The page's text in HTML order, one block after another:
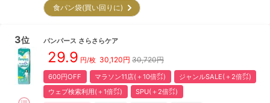
食パン袋(買い回りに)
3位 パンパース さらさらケア
29.9 円/枚 30,120円 30,720円
600円OFF マラソン11店(＋10倍㌽)
ジャンルSALE(＋2倍㌽)
ウェブ検索利用(＋1倍㌽)
SPU(＋2倍㌽)